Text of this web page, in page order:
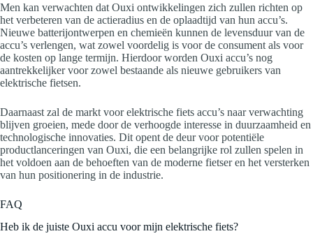
Men kan verwachten dat Ouxi ontwikkelingen zich zullen richten op
het verbeteren van de actieradius en de oplaadtijd van hun accu’s.
Nieuwe batterijontwerpen en chemieën kunnen de levensduur van de
accu’s verlengen, wat zowel voordelig is voor de consument als voor
de kosten op lange termijn. Hierdoor worden Ouxi accu’s nog
aantrekkelijker voor zowel bestaande als nieuwe gebruikers van
elektrische fietsen.
Daarnaast zal de markt voor elektrische fiets accu’s naar verwachting
blijven groeien, mede door de verhoogde interesse in duurzaamheid en
technologische innovaties. Dit opent de deur voor potentiële
productlanceringen van Ouxi, die een belangrijke rol zullen spelen in
het voldoen aan de behoeften van de moderne fietser en het versterken
van hun positionering in de industrie.
FAQ
Heb ik de juiste Ouxi accu voor mijn elektrische fiets?